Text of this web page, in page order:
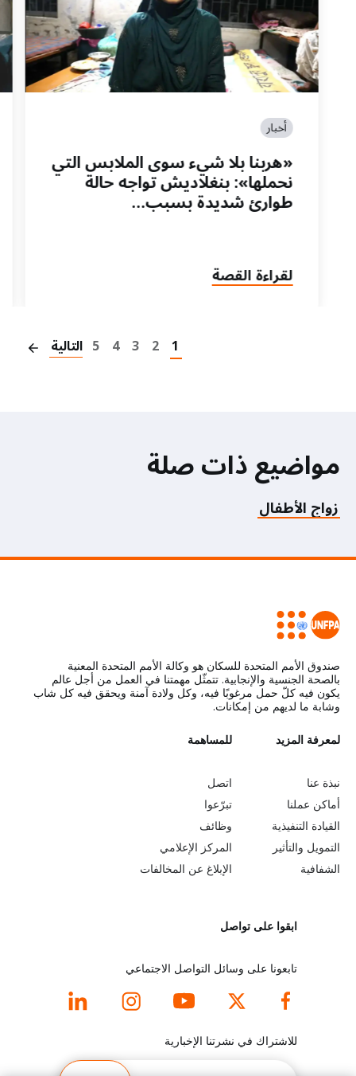
أخبار
«هربنا بلا شيء سوى الملابس التي
نحملها»: بنغلاديش تواجه حالة
طوارئ شديدة بسبب…
لقراءة القصة
1
2
3
4
5 التالية
مواضيع ذات صلة
زواج الأطفال
صندوق الأمم المتحدة للسكان هو وكالة الأمم المتحدة المعنية
بالصحة الجنسية والإنجابية. تتمثّل مهمتنا في العمل من أجل عالم
يكون فيه كلّ حمل مرغوبًا فيه، وكل ولادة آمنة ويحقق فيه كل شاب
وشابة ما لديهم من إمكانات.
L
e
a
r
n
o
لمعرفة المزيد
نبذة عنا
أماكن عملنا
القيادة التنفيذية
التمويل والتأثير
الشفافية
G
o
b
e
y
n
d
f
o
o
للمساهمة
اتصل
تبرّعوا
وظائف
المركز الإعلامي
الإبلاغ عن المخالفات
ابقوا على تواصل
تابعونا على وسائل التواصل الاجتماعي
للاشتراك في نشرتنا الإخبارية
البريد